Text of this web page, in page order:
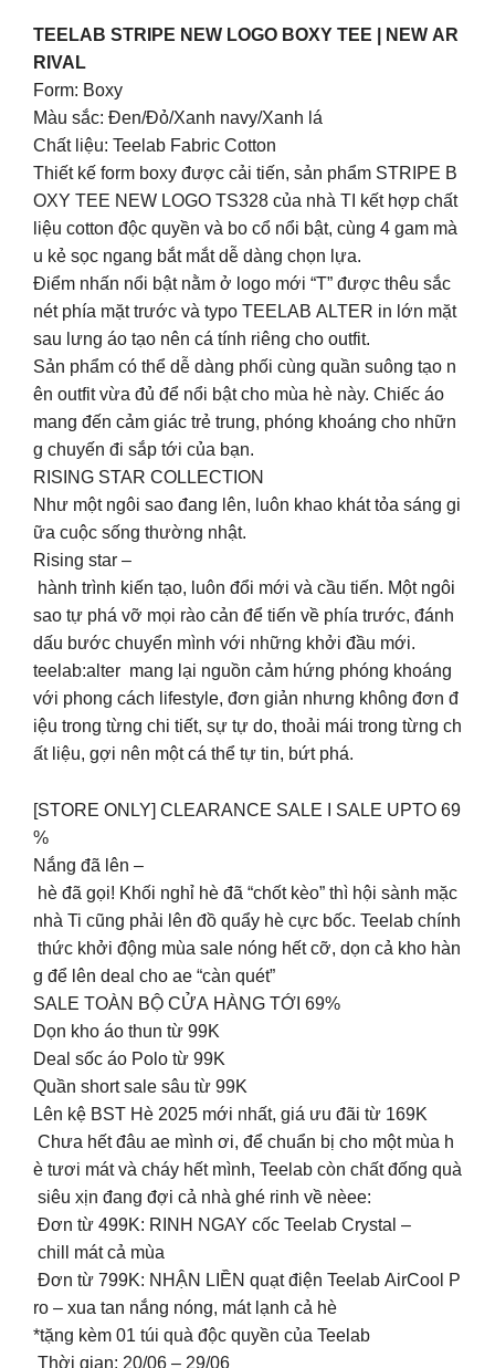
TEELAB STRIPE NEW LOGO BOXY TEE | NEW AR
RIVAL
Form: Boxy
Màu sắc: Đen/Đỏ/Xanh navy/Xanh lá
Chất liệu: Teelab Fabric Cotton
Thiết kế form boxy được cải tiến, sản phẩm STRIPE B
OXY TEE NEW LOGO TS328 của nhà TI kết hợp chất
liệu cotton độc quyền và bo cổ nổi bật, cùng 4 gam mà
u kẻ sọc ngang bắt mắt dễ dàng chọn lựa.
Điểm nhấn nổi bật nằm ở logo mới “T” được thêu sắc
nét phía mặt trước và typo TEELAB ALTER in lớn mặt
sau lưng áo tạo nên cá tính riêng cho outfit.
Sản phẩm có thể dễ dàng phối cùng quần suông tạo n
ên outfit vừa đủ để nổi bật cho mùa hè này. Chiếc áo
mang đến cảm giác trẻ trung, phóng khoáng cho nhữn
g chuyến đi sắp tới của bạn.
RISING STAR COLLECTION
Như một ngôi sao đang lên, luôn khao khát tỏa sáng gi
ữa cuộc sống thường nhật.
Rising star –
hành trình kiến tạo, luôn đổi mới và cầu tiến. Một ngôi
sao tự phá vỡ mọi rào cản để tiến về phía trước, đánh
dấu bước chuyển mình với những khởi đầu mới.
teelab:alter mang lại nguồn cảm hứng phóng khoáng
với phong cách lifestyle, đơn giản nhưng không đơn đ
iệu trong từng chi tiết, sự tự do, thoải mái trong từng ch
ất liệu, gợi nên một cá thể tự tin, bứt phá.
[STORE ONLY] CLEARANCE SALE I SALE UPTO 69
%
Nắng đã lên –
hè đã gọi! Khối nghỉ hè đã “chốt kèo” thì hội sành mặc
nhà Ti cũng phải lên đồ quẩy hè cực bốc. Teelab chính
thức khởi động mùa sale nóng hết cỡ, dọn cả kho hàn
g để lên deal cho ae “càn quét”
SALE TOÀN BỘ CỬA HÀNG TỚI 69%
Dọn kho áo thun từ 99K
Deal sốc áo Polo từ 99K
Quần short sale sâu từ 99K
Lên kệ BST Hè 2025 mới nhất, giá ưu đãi từ 169K
Chưa hết đâu ae mình ơi, để chuẩn bị cho một mùa h
è tươi mát và cháy hết mình, Teelab còn chất đống quà
siêu xịn đang đợi cả nhà ghé rinh về nèee:
Đơn từ 499K: RINH NGAY cốc Teelab Crystal –
chill mát cả mùa
Đơn từ 799K: NHẬN LIỀN quạt điện Teelab AirCool P
ro – xua tan nắng nóng, mát lạnh cả hè
*tặng kèm 01 túi quà độc quyền của Teelab
Thời gian: 20/06 – 29/06